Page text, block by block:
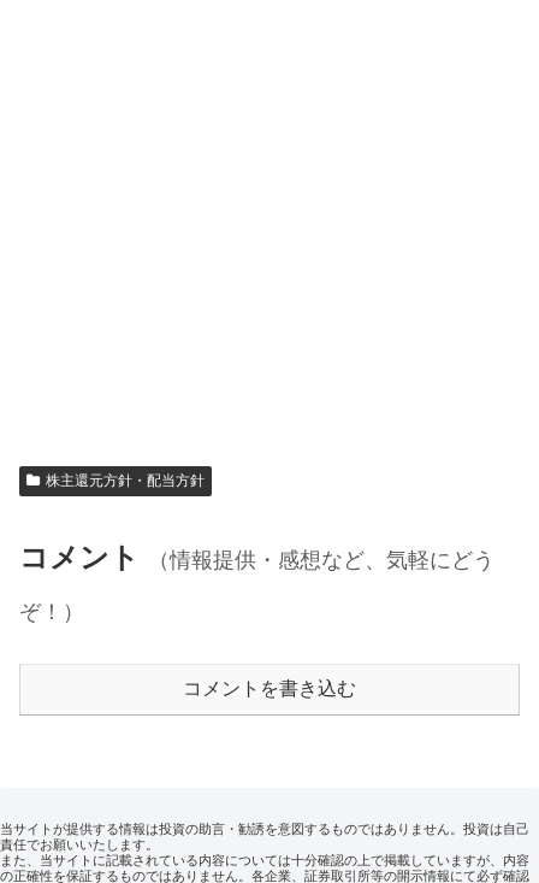
株主還元方針・配当方針
コメント
（情報提供・感想など、気軽にどう
ぞ！）
コメントを書き込む
当サイトが提供する情報は投資の助言・勧誘を意図するものではありません。投資は自己
責任でお願いいたします。
また、当サイトに記載されている内容については十分確認の上で掲載していますが、内容
の正確性を保証するものではありません。各企業、証券取引所等の開示情報にて必ず確認